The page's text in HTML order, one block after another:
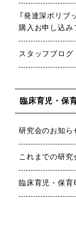
『発達深ボリブ
購入お申し込み
スタッフブログ
臨床育児・保
研究会のお知ら
これまでの研究
臨床育児・保育